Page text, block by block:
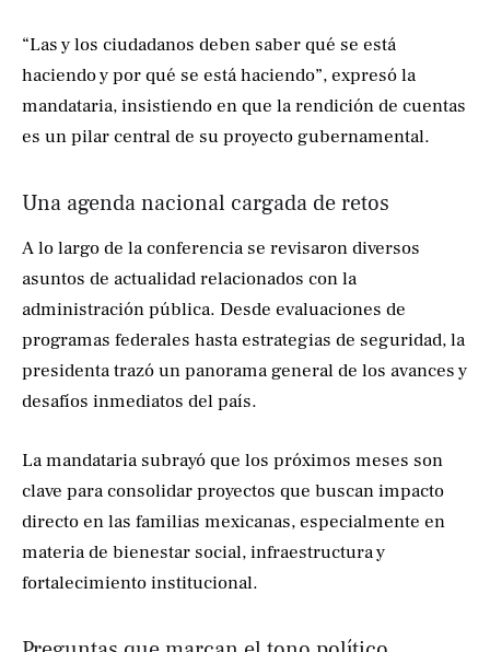
“Las y los ciudadanos deben saber qué se está
haciendo y por qué se está haciendo”, expresó la
mandataria, insistiendo en que la rendición de cuentas
es un pilar central de su proyecto gubernamental.
Una agenda nacional cargada de retos
A lo largo de la conferencia se revisaron diversos
asuntos de actualidad relacionados con la
administración pública. Desde evaluaciones de
programas federales hasta estrategias de seguridad, la
presidenta trazó un panorama general de los avances y
desafíos inmediatos del país.
La mandataria subrayó que los próximos meses son
clave para consolidar proyectos que buscan impacto
directo en las familias mexicanas, especialmente en
materia de bienestar social, infraestructura y
fortalecimiento institucional.